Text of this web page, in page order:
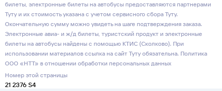
билеты, электронные билеты на автобусы предоставляются партнерами
Туту и их стоимость указана с учетом сервисного сбора Туту.
Окончательную сумму можно увидеть на шаге подтверждения заказа.
Электронные авиа- и ж/д билеты, туристский продукт и электронные
билеты на автобусы найдены с помощью КТИС (Сколково). При
использовании материалов ссылка на сайт Туту обязательна. Политика
ООО «НТТ» в отношении обработки персональных данных
Номер этой страницы
21 2376 S4